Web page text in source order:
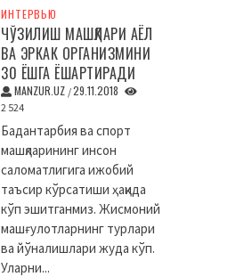
ИНТЕРВЬЮ
ЧЎЗИЛИШ МАШҚЛАРИ АЁЛ
ВА ЭРКАК ОРГАНИЗМИНИ
30 ЁШГА ЁШАРТИРАДИ
MANZUR.UZ /29.11.2018
2 524
Бадантарбия ва спорт
машқларининг инсон
саломатлигига ижобий
таъсир кўрсатиши ҳақида
кўп эшитганмиз. Жисмоний
машғулотларнинг турлари
ва йўналишлари жуда кўп.
Уларни...